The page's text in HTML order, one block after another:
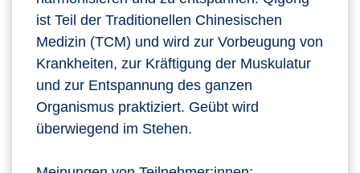
ist Teil der Traditionellen Chinesischen
Medizin (TCM) und wird zur Vorbeugung von
Krankheiten, zur Kräftigung der Muskulatur
und zur Entspannung des ganzen
Organismus praktiziert. Geübt wird
überwiegend im Stehen.